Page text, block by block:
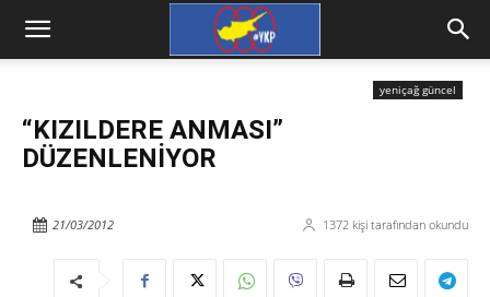
yeniçağ güncel
“KIZILDERE ANMASI”
DÜZENLENİYOR
1372 kişi tarafından okundu
21/03/2012